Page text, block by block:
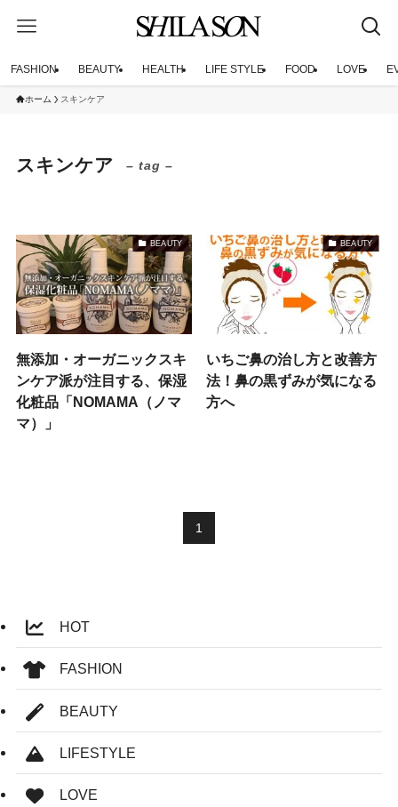
FASHION BEAUTY HEALTH LIFE STYLE FOOD LOVE
ホーム スキンケア
スキンケア – tag –
BEAUTY
無添加・オーガニックスキ
ンケア派が注目する、保湿
化粧品「NOMAMA（ノマ
マ）」
BEAUTY
いちご鼻の治し方と改善方
法！鼻の黒ずみが気になる
方へ
1
HOT
FASHION
BEAUTY
LIFESTYLE
LOVE